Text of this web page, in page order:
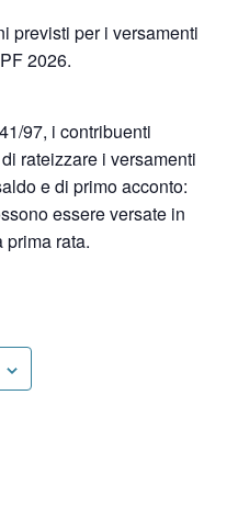
previsti per i versamenti
2026.
97, i contribuenti
rateizzare i versamenti
e di primo acconto:
essere versate in
prima rata.